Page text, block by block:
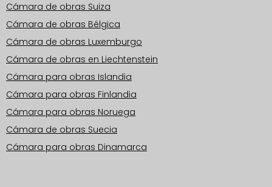
Cámara de obras Suiza
Cámara de obras Bélgica
Cámara de obras Luxemburgo
Cámara de obras en Liechtenstein
Cámara para obras Islandia
Cámara para obras Finlandia
Cámara para obras Noruega
Cámara de obras Suecia
Cámara para obras Dinamarca